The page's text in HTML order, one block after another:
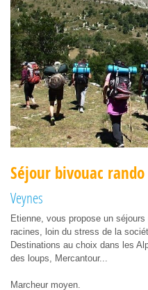
Séjour bivouac
Veynes
Etienne, vous propose un
racines, loin du stress de la
Destinations au choix dans les
des loups, Mercantour...
Marcheur moyen.